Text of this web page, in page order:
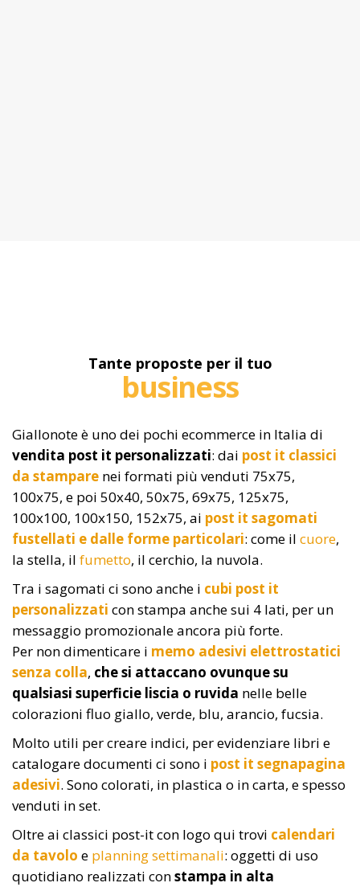
Tante proposte per il tuo
business
Giallonote è uno dei pochi ecommerce in Italia di
vendita post it personalizzati: dai post it classici
da stampare nei formati più venduti 75x75,
100x75, e poi 50x40, 50x75, 69x75, 125x75,
100x100, 100x150, 152x75, ai post it sagomati
fustellati e dalle forme particolari: come il cuore,
la stella, il fumetto, il cerchio, la nuvola.
Tra i sagomati ci sono anche i cubi post it
personalizzati con stampa anche sui 4 lati, per un
messaggio promozionale ancora più forte.
Per non dimenticare i memo adesivi elettrostatici
senza colla, che si attaccano ovunque su
qualsiasi superficie liscia o ruvida nelle belle
colorazioni fluo giallo, verde, blu, arancio, fucsia.
Molto utili per creare indici, per evidenziare libri e
catalogare documenti ci sono i post it segnapagina
adesivi. Sono colorati, in plastica o in carta, e spesso
venduti in set.
Oltre ai classici post-it con logo qui trovi calendari
da tavolo e planning settimanali: oggetti di uso
quotidiano realizzati constampa in alta